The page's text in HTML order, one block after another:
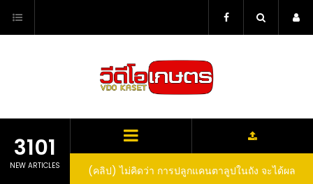
content
3101
NEW ARTICLES
(คลิป) ไม่คิดว่า การปลูกแคนตาลูปในถัง จะได้ผล